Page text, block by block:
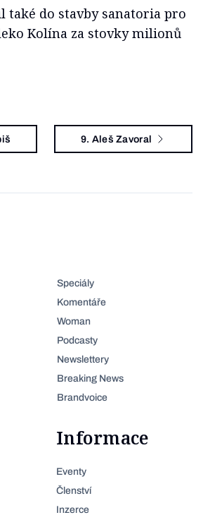
také do stavby sanatoria pro
Kolína za stovky milionů
9. Aleš Zavoral
Speciály
Komentáře
Woman
Podcasty
Newslettery
Breaking News
Brandvoice
Informace
Eventy
Členství
Inzerce